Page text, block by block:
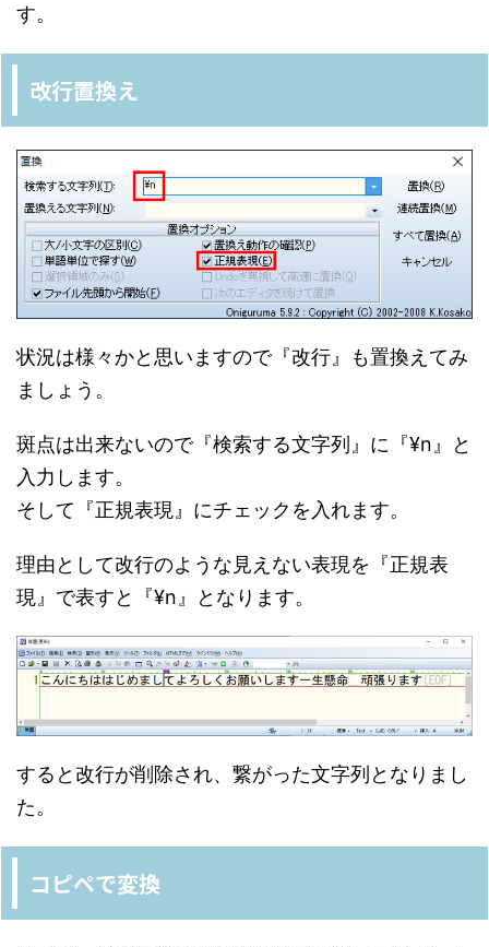
す。
改行置換え
状況は様々かと思いますので『改行』も置換えてみ
ましょう。
斑点は出来ないので『検索する文字列』に『¥n』と
入力します。
そして『正規表現』にチェックを入れます。
理由として改行のような見えない表現を『正規表
現』で表すと『¥n』となります。
すると改行が削除され、繋がった文字列となりまし
た。
コピペで変換